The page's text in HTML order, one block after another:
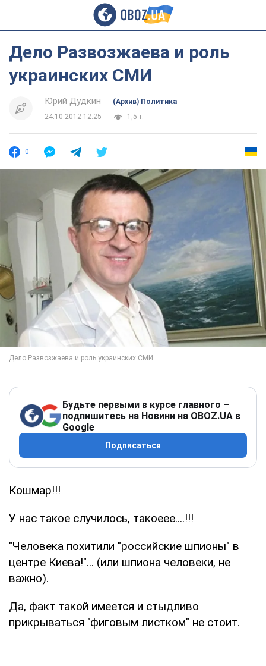
Дело Развозжаева и роль
украинских СМИ
Юрий Дудкин
(Архив) Политика
24.10.2012 12:25
1,5 т.
0
Будьте первыми в курсе главного –
подпишитесь на Новини на OBOZ.UA в
Google
Подписаться
Кошмар!!!
У нас такое случилось, такоеее....!!!
"Человека похитили "российские шпионы" в
центре Киева!"... (или шпиона человеки, не
важно).
Да, факт такой имеется и стыдливо
прикрываться "фиговым листком" не стоит.